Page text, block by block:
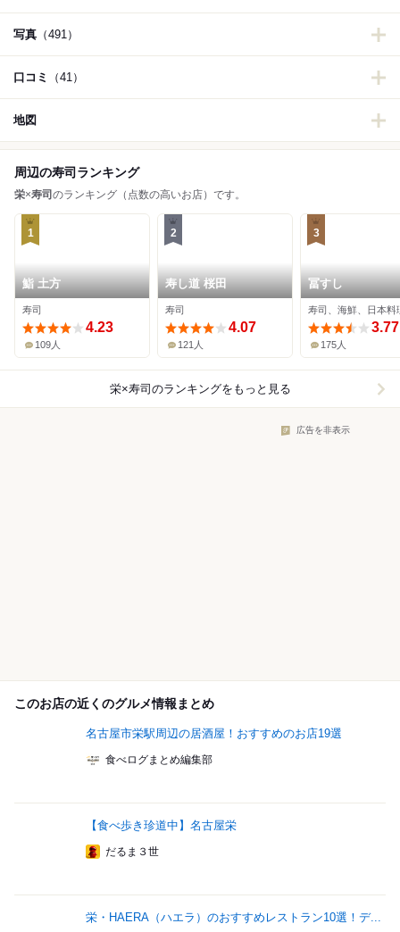
写真 （491）
口コミ （41）
地図
周辺の寿司ランキング
栄×寿司 のランキング（点数の高いお店）です。
1
鮨 土方
寿司
4.23
109人
2
寿し道 桜田
寿司
4.07
121人
3
冨すし
寿司、海鮮、日本料
3.77
175人
栄×寿司 のランキングをもっと見る
広告を非表示
このお店の近くのグルメ情報まとめ
名古屋市栄駅周辺の居酒屋！おすすめのお店19選
食べログまとめ編集部
【食べ歩き珍道中】名古屋栄
だるま３世
栄・HAERA（ハエラ）のおすすめレストラン10選！デ...